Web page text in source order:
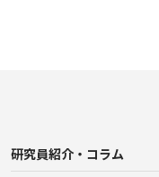
研究員紹介・コラム